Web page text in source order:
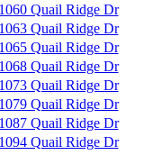
Quail Ridge Dr
Quail Ridge Dr
Quail Ridge Dr
Quail Ridge Dr
Quail Ridge Dr
Quail Ridge Dr
Quail Ridge Dr
Quail Ridge Dr